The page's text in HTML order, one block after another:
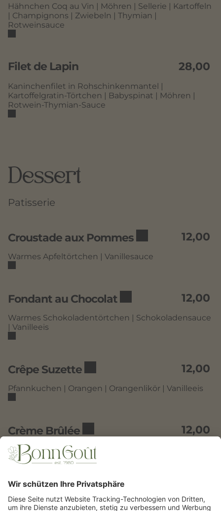
Hähnchen Coq au Vin | Möhren | Sellerie | Kartoffeln
| Champignons | Zwiebeln | Thymian |
Rotweinsauce
Filet de Lapin 28,00
Kaninchenfilet in Rohschinkenmantel |
Kartoffelgratin-Törtchen | Babyspinat | Möhren |
Rotwein-Thymian-Sauce
Dessert
Patisserie
Croustade aux Pommes 12,00
Warmes Apfeltörtchen | Vanillesauce
Fondant au Chocolat 12,00
Warmes Schokoladentörtchen | Schokoladensauce
| Vanilleeis
Crêpe Suzette 12,00
Pfannkuchen | Orangen | Orangenlikör | Vanilleeis
Crème Brûlée 12,00
Vanilleeis | Obst